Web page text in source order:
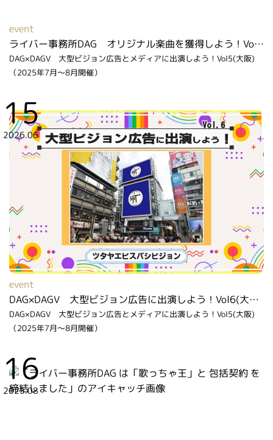
event
ライバー事務所DAG オリジナル楽曲を獲得しよう！Vol２（2026年2月～3月開催）
DAG×DAGV 大型ビジョン広告とメディアに出演しよう！Vol5(大阪)
（2025年7月～8月開催）
15
2026.06
event
DAG×DAGV 大型ビジョン広告に出演しよう！Vol6(大阪)（2026年6月～7月開催）
DAG×DAGV 大型ビジョン広告とメディアに出演しよう！Vol5(大阪)
（2025年7月～8月開催）
16
2025.08